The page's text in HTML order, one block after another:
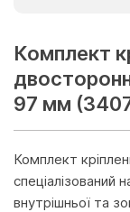
Комплект
97 мм
Комплект
спеціалізований
внутрішньої та